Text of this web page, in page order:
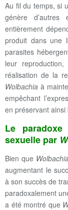
Au fil du temps, si
génère
entièrement
produit dans une
parasites
leur
réalisation de la
Wolbachia à
empêchant
en préservant
Le
sexuelle par
Bien que
augmentant le
à son succès de
paradoxalement
a été montré que